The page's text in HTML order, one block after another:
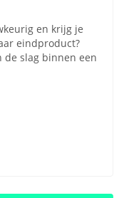
en krijg je
eindproduct?
de slag binnen een